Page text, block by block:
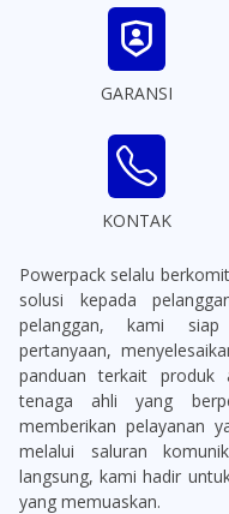
GARANSI
KONTAK
Powerpack selalu
solusi kepada
pelanggan, kami
pertanyaan,
panduan terkait produk
tenaga ahli yang
memberikan pelayanan
melalui saluran
langsung, kami hadir
yang memuaskan.